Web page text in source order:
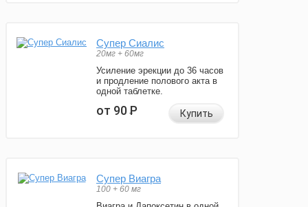
Супер Сиалис
20мг + 60мг
Усиление эрекции до 36 часов
и продление полового акта в
одной таблетке.
от 90Р Купить
Супер Виагра
100 + 60 мг